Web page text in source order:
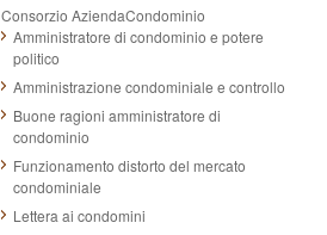
Consorzio AziendaCondominio
Amministratore di condominio e potere
politico
Amministrazione condominiale e controllo
Buone ragioni amministratore di
condominio
Funzionamento distorto del mercato
condominiale
Lettera ai condomini